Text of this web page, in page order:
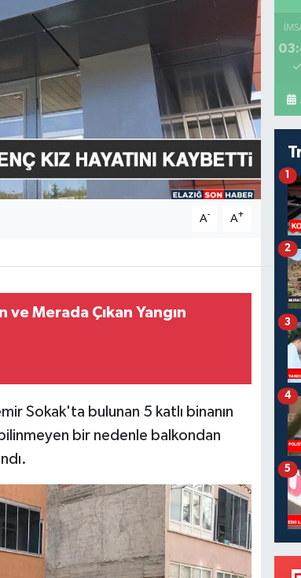
A- A+
Merada Çıkan Yangın
Sokak'ta bulunan 5 katlı binanın
bir nedenle balkondan
1
2
3
4
5